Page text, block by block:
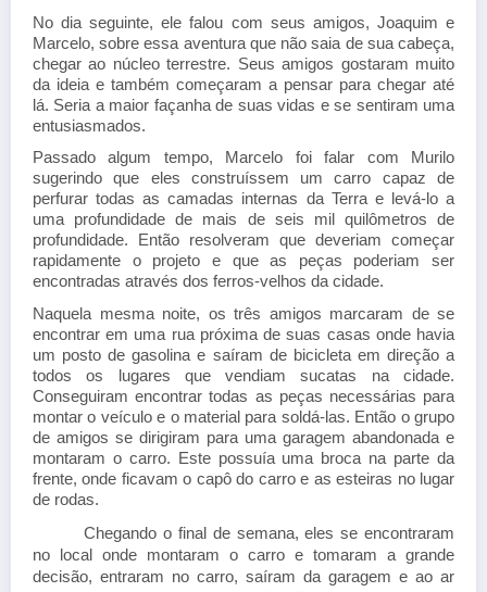
No dia seguinte, ele falou com seus amigos, Joaquim e
Marcelo, sobre essa aventura que não saia de sua cabeça,
chegar ao núcleo terrestre. Seus amigos gostaram muito
da ideia e também começaram a pensar para chegar até
lá. Seria a maior façanha de suas vidas e se sentiram uma
entusiasmados.
Passado algum tempo, Marcelo foi falar com Murilo
sugerindo que eles construíssem um carro capaz de
perfurar todas as camadas internas da Terra e levá-lo a
uma profundidade de mais de seis mil quilômetros de
profundidade. Então resolveram que deveriam começar
rapidamente o projeto e que as peças poderiam ser
encontradas através dos ferros-velhos da cidade.
Naquela mesma noite, os três amigos marcaram de se
encontrar em uma rua próxima de suas casas onde havia
um posto de gasolina e saíram de bicicleta em direção a
todos os lugares que vendiam sucatas na cidade.
Conseguiram encontrar todas as peças necessárias para
montar o veículo e o material para soldá-las. Então o grupo
de amigos se dirigiram para uma garagem abandonada e
montaram o carro. Este possuía uma broca na parte da
frente, onde ficavam o capô do carro e as esteiras no lugar
de rodas.
Chegando o final de semana, eles se encontraram
no local onde montaram o carro e tomaram a grande
decisão, entraram no carro, saíram da garagem e ao ar